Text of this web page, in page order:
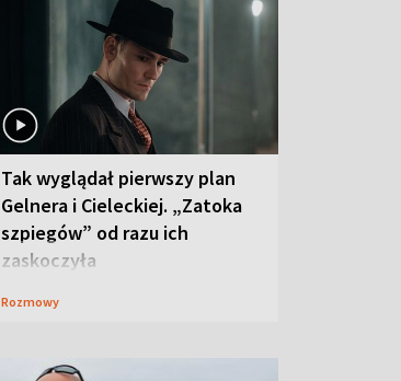
Tak wyglądał pierwszy plan
Gelnera i Cieleckiej. „Zatoka
szpiegów” od razu ich
zaskoczyła
Rozmowy